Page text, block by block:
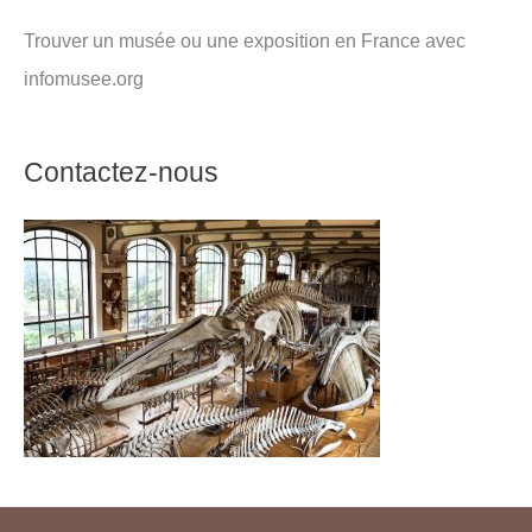
Trouver un musée ou une exposition en France avec
infomusee.org
Contactez-nous